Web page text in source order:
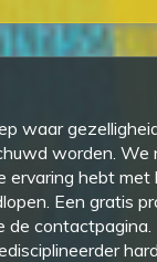
waar
worden. We
ervaring hebt met
Een gratis
de